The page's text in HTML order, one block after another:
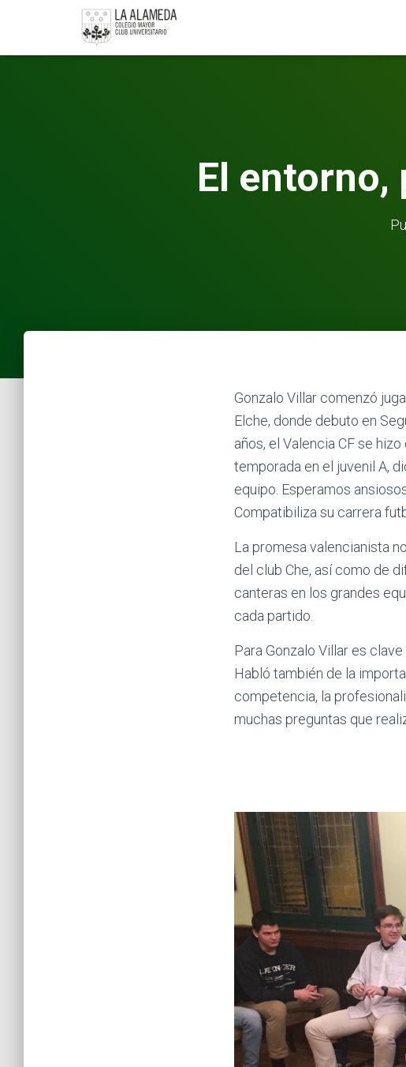
El
Gonzalo Villar comenzó
Elche, donde debuto en
años, el Valencia CF se
temporada en el juvenil A,
equipo. Esperamos
Compatibiliza su carrera
La promesa valencianista
del club Che, así como de
canteras en los grandes
cada partido.
Para Gonzalo Villar es
Habló también de la
competencia, la
muchas preguntas que